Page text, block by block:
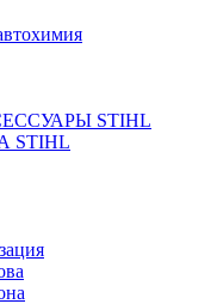
STIHL
STIHL